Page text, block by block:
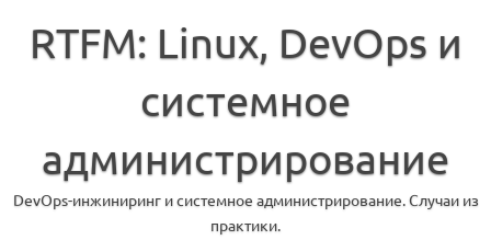
содержимому
RTFM: Linux, DevOps и
системное
администрирование
DevOps-инжиниринг и системное администрирование. Случаи из
практики.